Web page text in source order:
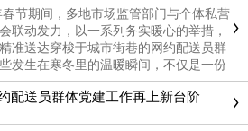
节期间，多地市场监管部门与个体私营
联动发力，以一系列务实暖心的举措，
准送达穿梭于城市街巷的网约配送员群
发生在寒冬里的温暖瞬间，不仅是一份
候，更是一座城市与奔跑者之间的深情
配送员群体党建工作再上新台阶